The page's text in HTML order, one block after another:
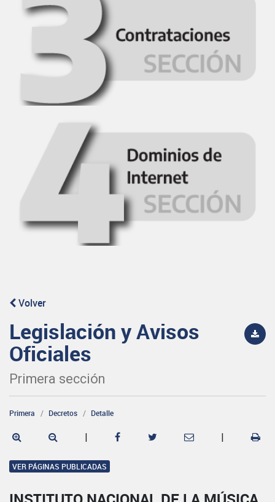
Volver
Legislación y Avisos
Oficiales
Primera sección
Primera Decretos Detalle
| |
VER PÁGINAS PUBLICADAS